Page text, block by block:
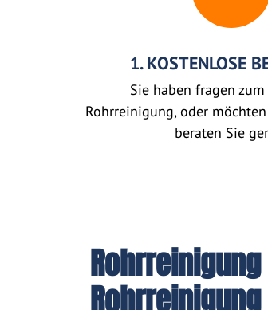
1. KOSTENLOSE
Sie haben fragen
Rohrreinigung, oder
beraten Sie